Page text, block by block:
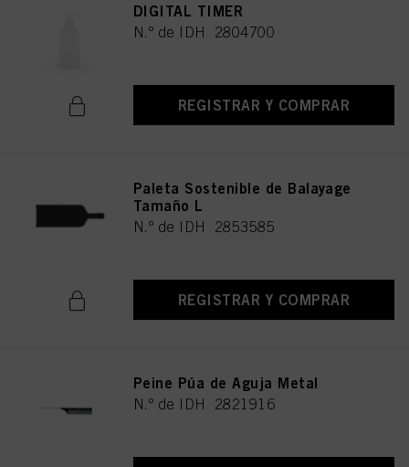
DIGITAL TIMER
N.º de IDH 2804700
REGISTRAR Y COMPRAR
Paleta Sostenible de Balayage
Tamaño L
N.º de IDH 2853585
REGISTRAR Y COMPRAR
Peine Púa de Aguja Metal
N.º de IDH 2821916